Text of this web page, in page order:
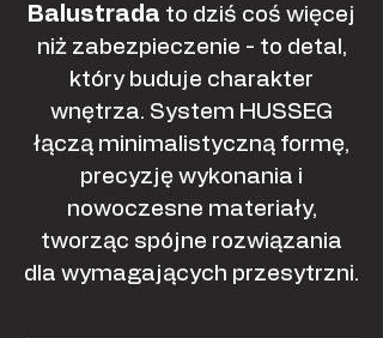
Balustrada to dziś coś więcej
niż zabezpieczenie - to detal,
który buduje charakter
wnętrza. System HUSSEG
łączą minimalistyczną formę,
precyzję wykonania i
nowoczesne materiały,
tworząc spójne rozwiązania
dla wymagających przesytrzni.